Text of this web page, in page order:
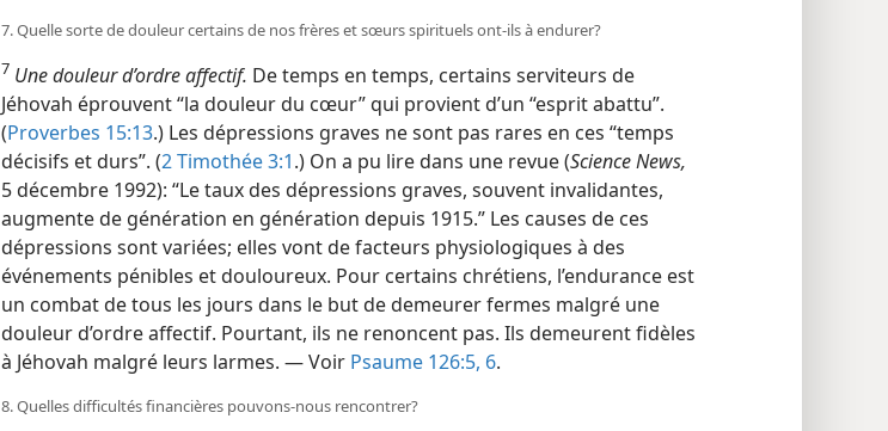
7. Quelle sorte de douleur certains de nos frères et sœurs spirituels ont-​ils à endurer?
7 Une douleur d’ordre affectif. De temps en temps, certains serviteurs de
Jéhovah éprouvent “la douleur du cœur” qui provient d’un “esprit abattu”.
(Proverbes 15:13.) Les dépressions graves ne sont pas rares en ces “temps
décisifs et durs”. (2 Timothée 3:1.) On a pu lire dans une revue (Science News,
5 décembre 1992): “Le taux des dépressions graves, souvent invalidantes,
augmente de génération en génération depuis 1915.” Les causes de ces
dépressions sont variées; elles vont de facteurs physiologiques à des
événements pénibles et douloureux. Pour certains chrétiens, l’endurance est
un combat de tous les jours dans le but de demeurer fermes malgré une
douleur d’ordre affectif. Pourtant, ils ne renoncent pas. Ils demeurent fidèles
à Jéhovah malgré leurs larmes. — Voir Psaume 126:5, 6.
8. Quelles difficultés financières pouvons-​nous rencontrer?